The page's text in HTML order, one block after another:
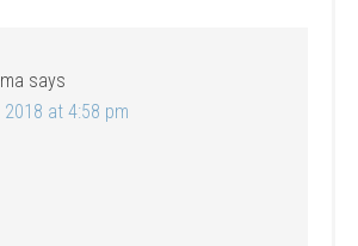
says
2018 at 4:58 pm